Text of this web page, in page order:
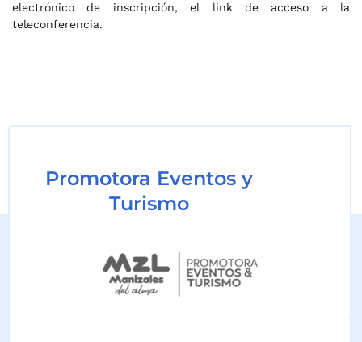
electrónico de inscripción, el link de acceso a la
teleconferencia.
Promotora Eventos y
Turismo